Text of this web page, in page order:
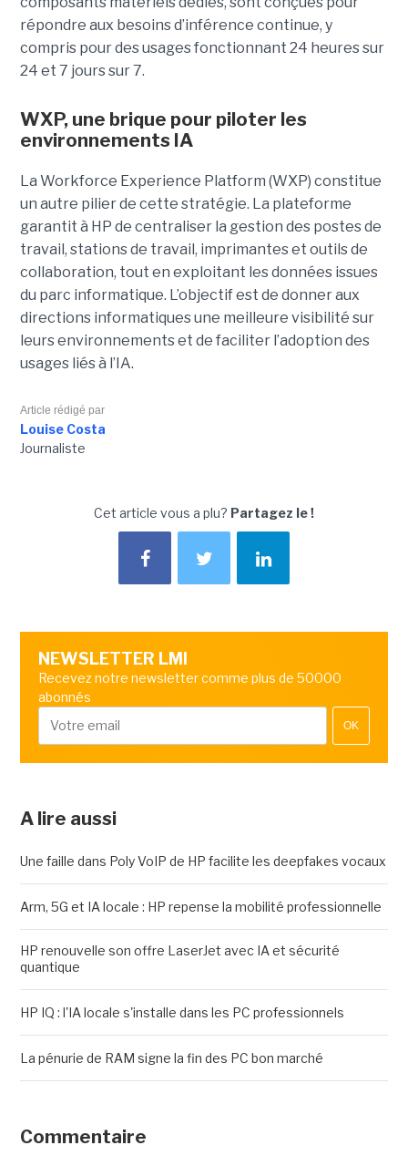
répondre aux besoins d’inférence continue, y
compris pour des usages fonctionnant 24 heures sur
24 et 7 jours sur 7.
WXP, une brique pour piloter les
environnements IA
La Workforce Experience Platform (WXP) constitue
un autre pilier de cette stratégie. La plateforme
garantit à HP de centraliser la gestion des postes de
travail, stations de travail, imprimantes et outils de
collaboration, tout en exploitant les données issues
du parc informatique. L’objectif est de donner aux
directions informatiques une meilleure visibilité sur
leurs environnements et de faciliter l’adoption des
usages liés à l’IA.
Article rédigé par
Louise Costa
Journaliste
Cet article vous a plu? Partagez le !
NEWSLETTER LMI
Recevez notre newsletter comme plus de 50000
abonnés
OK
A lire aussi
Une faille dans Poly VoIP de HP facilite les deepfakes vocaux
Arm, 5G et IA locale : HP repense la mobilité professionnelle
HP renouvelle son offre LaserJet avec IA et sécurité
quantique
HP IQ : l'IA locale s'installe dans les PC professionnels
La pénurie de RAM signe la fin des PC bon marché
Commentaire